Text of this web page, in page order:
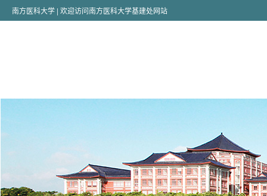
南方医科大学 | 欢迎访问南方医科大学基建处网站